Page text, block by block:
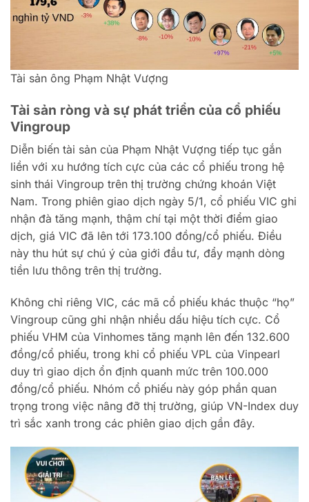
Tài sản ông Phạm Nhật Vượng
Tài sản ròng và sự phát triển của cổ phiếu
Vingroup
Diễn biến tài sản của Phạm Nhật Vượng tiếp tục gắn
liền với xu hướng tích cực của các cổ phiếu trong hệ
sinh thái Vingroup trên thị trường chứng khoán Việt
Nam. Trong phiên giao dịch ngày 5/1, cổ phiếu VIC ghi
nhận đà tăng mạnh, thậm chí tại một thời điểm giao
dịch, giá VIC đã lên tới 173.100 đồng/cổ phiếu. Điều
này thu hút sự chú ý của giới đầu tư, đẩy mạnh dòng
tiền lưu thông trên thị trường.
Không chỉ riêng VIC, các mã cổ phiếu khác thuộc “họ”
Vingroup cũng ghi nhận nhiều dấu hiệu tích cực. Cổ
phiếu VHM của Vinhomes tăng mạnh lên đến 132.600
đồng/cổ phiếu, trong khi cổ phiếu VPL của Vinpearl
duy trì giao dịch ổn định quanh mức trên 100.000
đồng/cổ phiếu. Nhóm cổ phiếu này góp phần quan
trọng trong việc nâng đỡ thị trường, giúp VN-Index duy
trì sắc xanh trong các phiên giao dịch gần đây.